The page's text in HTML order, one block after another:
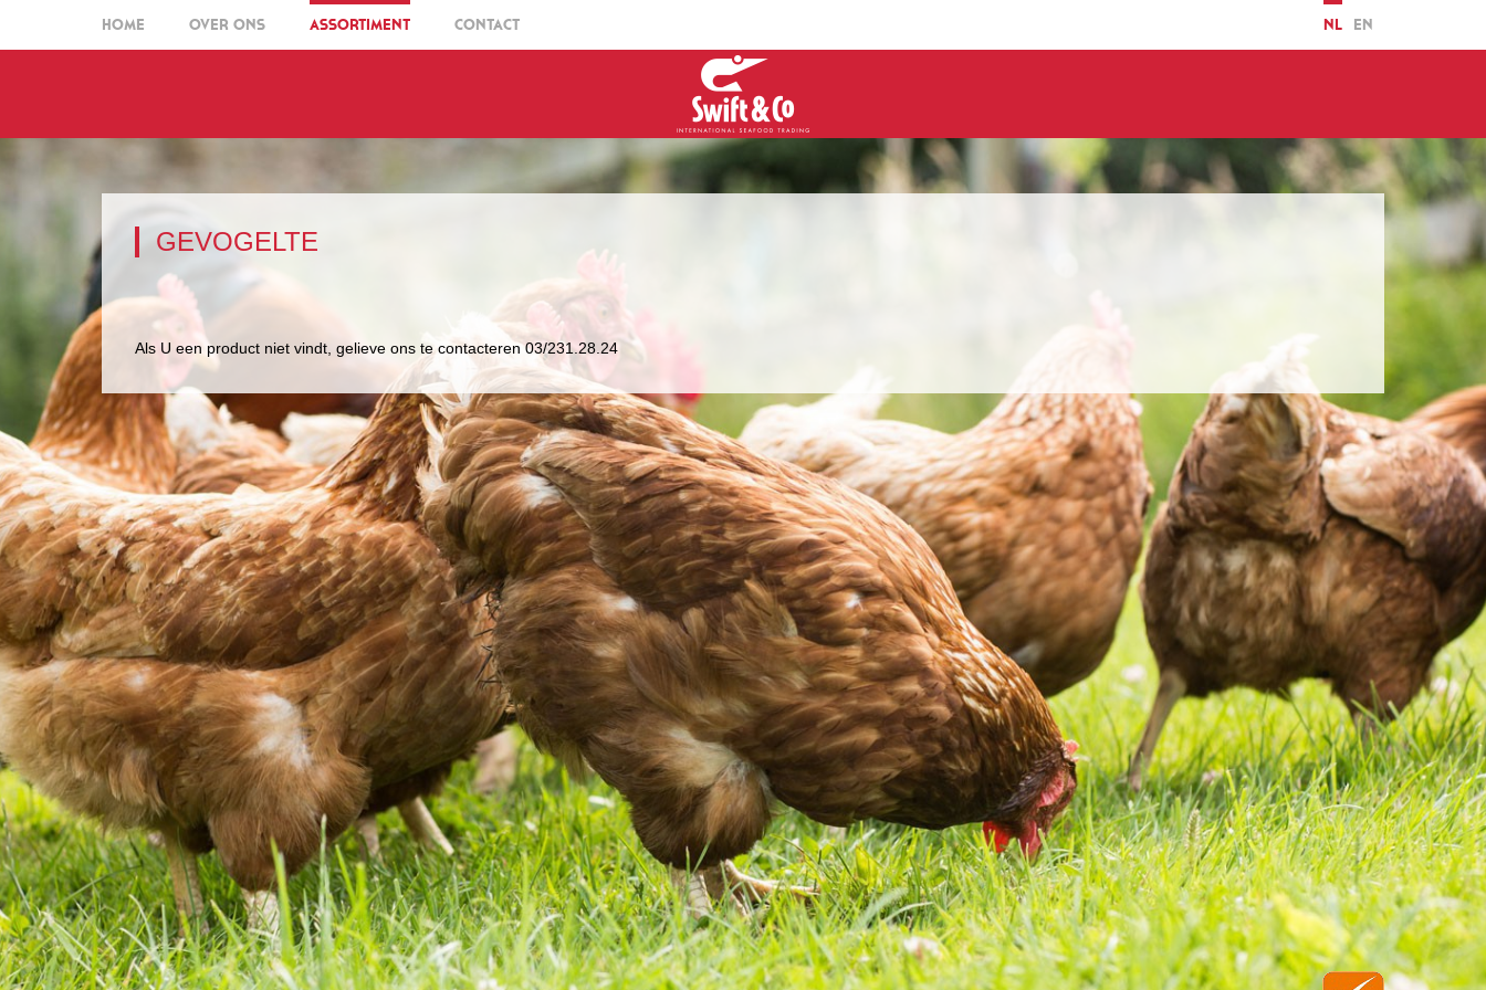
HOME OVER ONS ASSORTIMENT CONTACT NL EN
GEVOGELTE
Als U een product niet vindt, gelieve ons te contacteren 03/231.28.24